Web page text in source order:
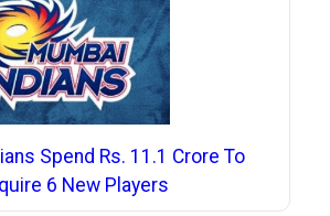
Spend Rs. 11.1 Crore To
6 New Players